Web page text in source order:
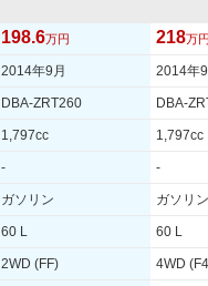
- -
- -
198.6万円 218万
2014年9月 2014年
DBA-ZRT260 DBA-
1,797cc 1,797cc
- -
ガソリン ガソリン
60 L 60 L
2WD (FF) 4WD